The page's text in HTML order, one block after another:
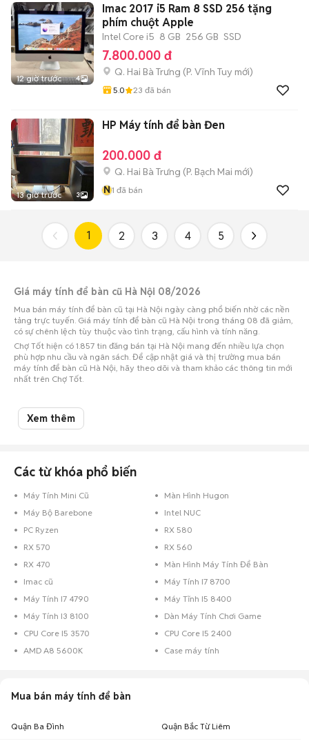
12 giờ trước 4
Imac 2017 i5 Ram 8 SSD 256 tặng
phím chuột Apple
Intel Core i5 8 GB 256 GB SSD
7.800.000 đ
Q. Hai Bà Trưng (P. Vĩnh Tuy mới)
5.0 23 đã bán
13 giờ trước 3
HP Máy tính để bàn Đen
200.000 đ
Q. Hai Bà Trưng (P. Bạch Mai mới)
N1 đã bán
1 2 3 4 5
Giá máy tính để bàn cũ Hà Nội 08/2026
Mua bán máy tính để bàn cũ tại Hà Nội ngày càng phổ biến nhờ các nền
tảng trực tuyến. Giá máy tính để bàn cũ Hà Nội trong tháng 08 đã giảm,
có sự chênh lệch tùy thuộc vào tình trạng, cấu hình và tính năng.
Chợ Tốt hiện có 1.857 tin đăng bán tại Hà Nội mang đến nhiều lựa chọn
phù hợp nhu cầu và ngân sách. Để cập nhật giá và thị trường mua bán
máy tính để bàn cũ Hà Nội, hãy theo dõi và tham khảo các thông tin mới
nhất trên Chợ Tốt.
Máy tính để bàn Quận Bắc Từ Liêm
Máy tính để bàn Quận Thanh Xuân
chất tham khảo.
Chợ Tốt - Nơi mua bán máy tính để bàn cũ Hà Nội giá tốt nhất!
Xem thêm
Các từ khóa phổ biến
Máy Tính Mini Cũ
Màn Hình Hugon
Máy Bộ Barebone
Intel NUC
PC Ryzen
RX 580
RX 570
RX 560
RX 470
Màn Hình Máy Tính Để Bàn
Imac cũ
Máy Tính I7 8700
Máy Tính I7 4790
Máy Tĩnh I5 8400
Máy Tính I3 8100
Dàn Máy Tính Chơi Game
CPU Core I5 3570
CPU Core I5 2400
AMD A8 5600K
Case máy tính
Mua bán máy tính để bàn
Quận Ba Đình Quận Bắc Từ Liêm